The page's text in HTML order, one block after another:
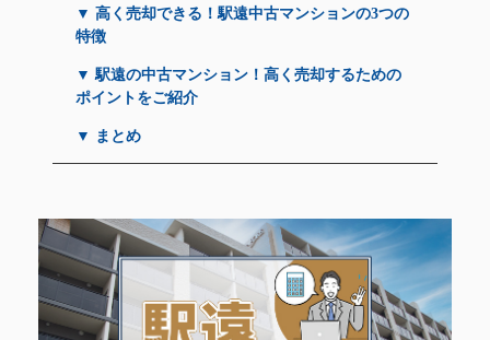
▼ 高く売却できる！駅遠中古マンションの3つの
特徴
▼ 駅遠の中古マンション！高く売却するための
ポイントをご紹介
▼ まとめ